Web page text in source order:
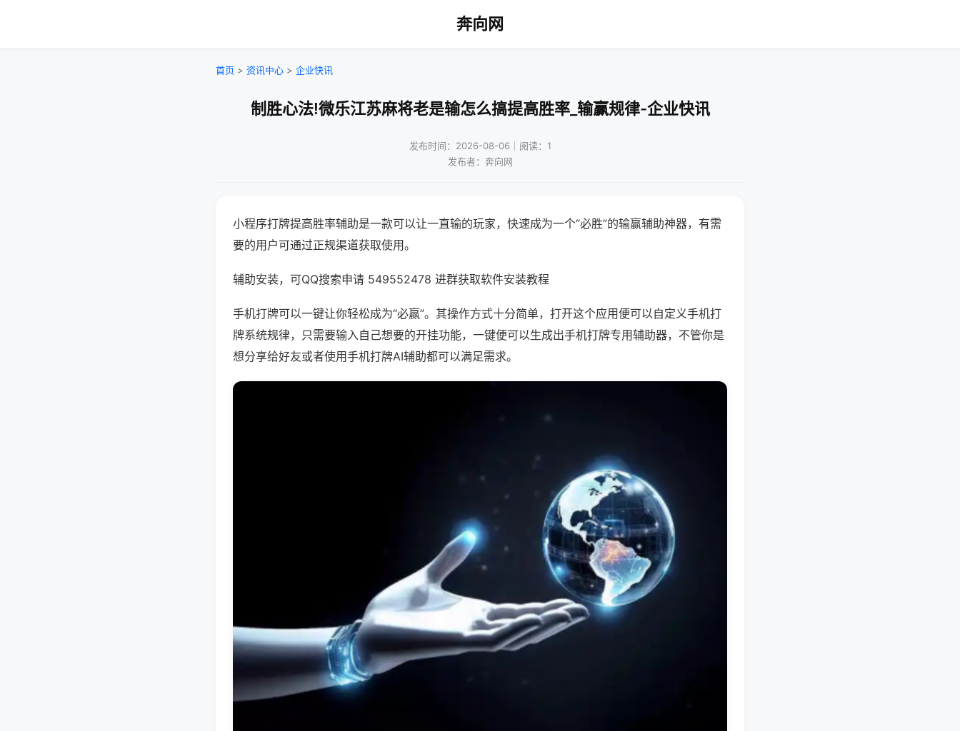
奔向网
首页 > 资讯中心 > 企业快讯
制胜心法!微乐江苏麻将老是输怎么搞提高胜率_输赢规律-企业快讯
发布时间：2026-08-06｜阅读：1
发布者：奔向网
小程序打牌提高胜率辅助是一款可以让一直输的玩家，快速成为一个“必胜”的输赢辅助神器，有需
要的用户可通过正规渠道获取使用。
辅助安装，可QQ搜索申请 549552478 进群获取软件安装教程
手机打牌可以一键让你轻松成为“必赢”。其操作方式十分简单，打开这个应用便可以自定义手机打
牌系统规律，只需要输入自己想要的开挂功能，一键便可以生成出手机打牌专用辅助器，不管你是
想分享给好友或者使用手机打牌AI辅助都可以满足需求。